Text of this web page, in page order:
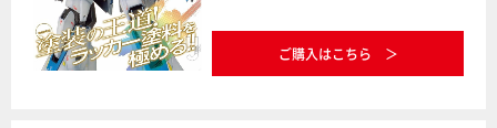
ご購入はこちら